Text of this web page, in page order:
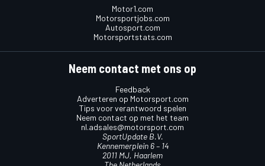
Motor1.com
Motorsportjobs.com
Autosport.com
Motorsportstats.com
Neem contact met ons op
Feedback
Adverteren op Motorsport.com
Tips voor verantwoord spelen
Neem contact op met het team
nl.adsales@motorsport.com
SportUpdate B.V.
Kennemerplein 6 – 14
2011 MJ, Haarlem